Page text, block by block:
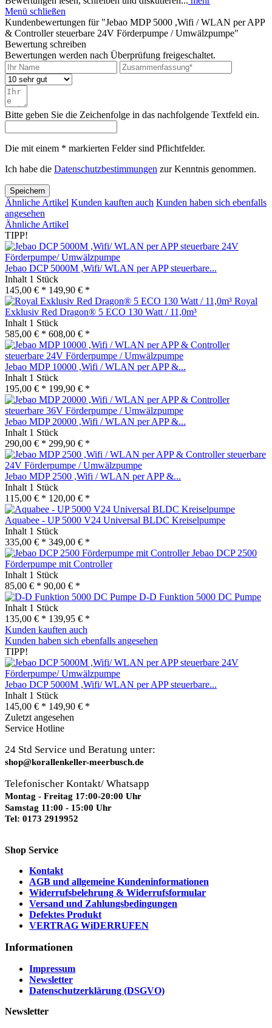
Menü schließen
Kundenbewertungen für "Jebao MDP 5000 ,Wifi / WLAN per APP
& Controller steuerbare 24V Förderpumpe / Umwälzpumpe"
Bewertung schreiben
Bewertungen werden nach Überprüfung freigeschaltet.
Bitte geben Sie die Zeichenfolge in das nachfolgende Textfeld ein.
Die mit einem * markierten Felder sind Pflichtfelder.
Ich habe die Datenschutzbestimmungen zur Kenntnis genommen.
Speichern
Ähnliche Artikel Kunden kauften auch Kunden haben sich ebenfalls
angesehen
Ähnliche Artikel
TIPP!
Jebao DCP 5000M ,Wifi/ WLAN per APP steuerbare...
Inhalt 1 Stück
145,00 € * 149,90 € *
Royal
Exklusiv Red Dragon® 5 ECO 130 Watt / 11,0m³
Inhalt 1 Stück
585,00 € * 608,00 € *
Jebao MDP 10000 ,Wifi / WLAN per APP &...
Inhalt 1 Stück
195,00 € * 199,90 € *
Jebao MDP 20000 ,Wifi / WLAN per APP &...
Inhalt 1 Stück
290,00 € * 299,90 € *
Jebao MDP 2500 ,Wifi / WLAN per APP &...
Inhalt 1 Stück
115,00 € * 120,00 € *
Aquabee - UP 5000 V24 Universal BLDC Kreiselpumpe
Inhalt 1 Stück
335,00 € * 349,00 € *
Jebao DCP 2500
Förderpumpe mit Controller
Inhalt 1 Stück
85,00 € * 90,00 € *
D-D Funktion 5000 DC Pumpe
Inhalt 1 Stück
135,00 € * 139,95 € *
Kunden kauften auch
Kunden haben sich ebenfalls angesehen
TIPP!
Jebao DCP 5000M ,Wifi/ WLAN per APP steuerbare...
Inhalt 1 Stück
145,00 € * 149,90 € *
Zuletzt angesehen
Service Hotline
24 Std Service und Beratung unter:
shop@korallenkeller-meerbusch.de
Telefonischer Kontakt/ Whatsapp
Montag - Freitag 17:00-20:00 Uhr
Samstag 11:00 - 15:00 Uhr
Tel: 0173 2919952
Shop Service
Kontakt
AGB und allgemeine Kundeninformationen
Widerrufsbelehrung & Widerrufsformular
Versand und Zahlungsbedingungen
Defektes Produkt
VERTRAG WiDERRUFEN
Informationen
Impressum
Newsletter
Datenschutzerklärung (DSGVO)
Newsletter